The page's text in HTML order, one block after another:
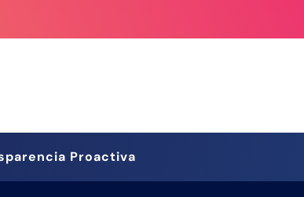
Proactiva